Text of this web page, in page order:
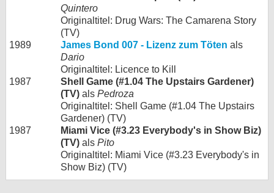
Quintero
Originaltitel: Drug Wars: The Camarena Story
(TV)
1989
James Bond 007 - Lizenz zum Töten als
Dario
Originaltitel: Licence to Kill
1987
Shell Game (#1.04 The Upstairs Gardener)
(TV) als Pedroza
Originaltitel: Shell Game (#1.04 The Upstairs
Gardener) (TV)
1987
Miami Vice (#3.23 Everybody's in Show Biz)
(TV) als Pito
Originaltitel: Miami Vice (#3.23 Everybody's in
Show Biz) (TV)